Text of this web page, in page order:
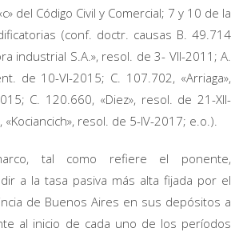
del Código Civil y Comercial; 7 y 10 de la
(conf. doctr. causas B. 49.714
industrial S.A.», resol. de 3- VII-2011; A.
de 10-VI-2015; C. 107.702, «Arriaga»,
C. 120.660, «Diez», resol. de 21-XII-
resol. de 5-IV-2017; e.o.).
tal como refiere el ponente,
a la tasa pasiva más alta fijada por el
de Buenos Aires en sus depósitos a
al inicio de cada uno de los períodos